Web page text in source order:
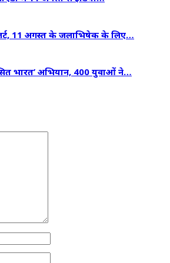
11 अगस्त के जलाभिषेक के लिए…
भारत’ अभियान, 400 युवाओं ने…